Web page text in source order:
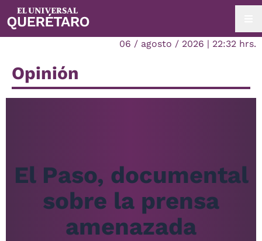
06 / agosto / 2026 | 22:32 hrs.
Opinión
El Paso, documental
sobre la prensa
amenazada